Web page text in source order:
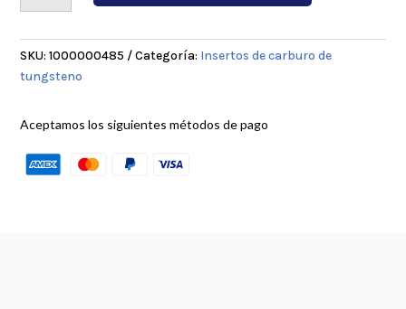
cantidad
SKU:1000000485 Categoría: Insertos de carburo de
tungsteno
Aceptamos los siguientes métodos de pago